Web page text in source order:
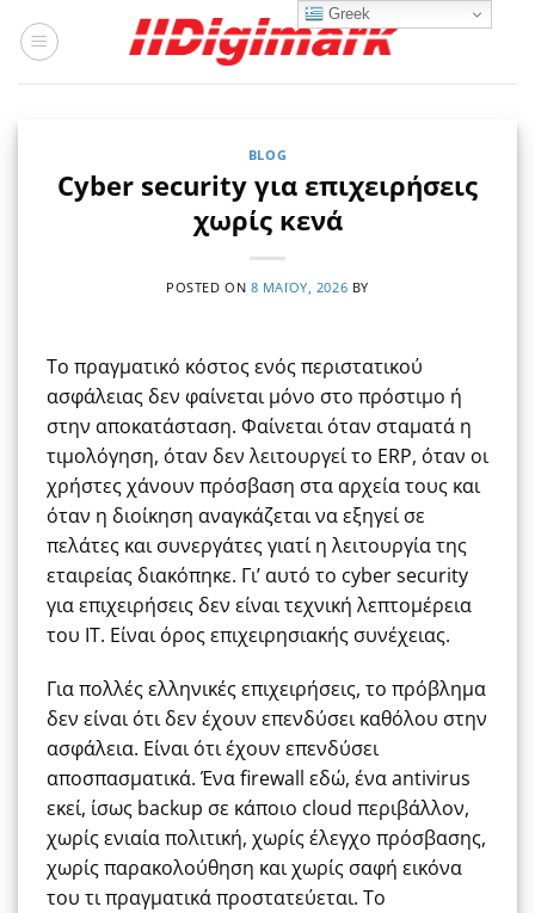
στο
BLOG
Cyber security για επιχειρήσεις
χωρίς κενά
POSTED ON 8 ΜΑΪ́ΟΥ, 2026 BY
Το πραγματικό κόστος ενός περιστατικού
ασφάλειας δεν φαίνεται μόνο στο πρόστιμο ή
στην αποκατάσταση. Φαίνεται όταν σταματά η
τιμολόγηση, όταν δεν λειτουργεί το ERP, όταν οι
χρήστες χάνουν πρόσβαση στα αρχεία τους και
όταν η διοίκηση αναγκάζεται να εξηγεί σε
πελάτες και συνεργάτες γιατί η λειτουργία της
εταιρείας διακόπηκε. Γι’ αυτό το cyber security
για επιχειρήσεις δεν είναι τεχνική λεπτομέρεια
του IT. Είναι όρος επιχειρησιακής συνέχειας.
Για πολλές ελληνικές επιχειρήσεις, το πρόβλημα
δεν είναι ότι δεν έχουν επενδύσει καθόλου στην
ασφάλεια. Είναι ότι έχουν επενδύσει
αποσπασματικά. Ένα firewall εδώ, ένα antivirus
εκεί, ίσως backup σε κάποιο cloud περιβάλλον,
χωρίς ενιαία πολιτική, χωρίς έλεγχο πρόσβασης,
χωρίς παρακολούθηση και χωρίς σαφή εικόνα
του τι πραγματικά προστατεύεται. Το
Greek